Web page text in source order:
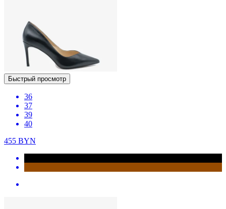
Быстрый просмотр
36
37
39
40
455 BYN